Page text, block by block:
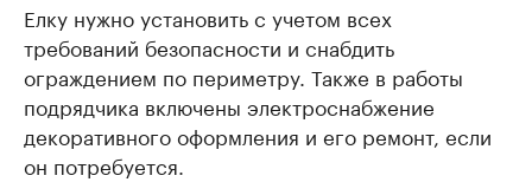
Елку нужно установить с учетом всех
требований безопасности и снабдить
ограждением по периметру. Также в работы
подрядчика включены электроснабжение
декоративного оформления и его ремонт, если
он потребуется.